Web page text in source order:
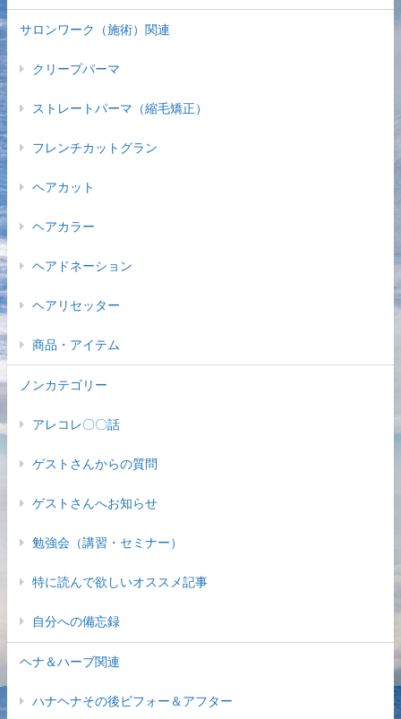
サロンワーク（施術）関連
クリープパーマ
ストレートパーマ（縮毛矯正）
フレンチカットグラン
ヘアカット
ヘアカラー
ヘアドネーション
ヘアリセッター
商品・アイテム
ノンカテゴリー
アレコレ〇〇話
ゲストさんからの質問
ゲストさんへお知らせ
勉強会（講習・セミナー）
特に読んで欲しいオススメ記事
自分への備忘録
ヘナ＆ハーブ関連
ハナヘナその後ビフォー＆アフター